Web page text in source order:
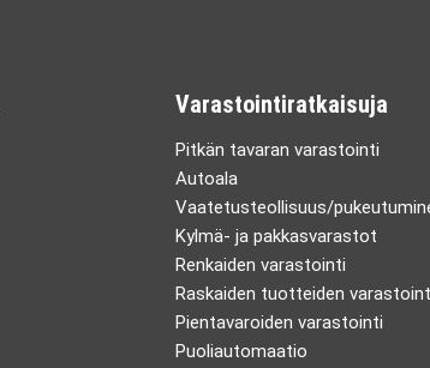
Varastointiratkaisuja
Pitkän tavaran varastointi
Autoala
Vaatetusteollisuus/
Kylmä- ja pakkasvarastot
Renkaiden varastointi
Raskaiden tuotteiden
Pientavaroiden varastointi
Puoliautomaatio